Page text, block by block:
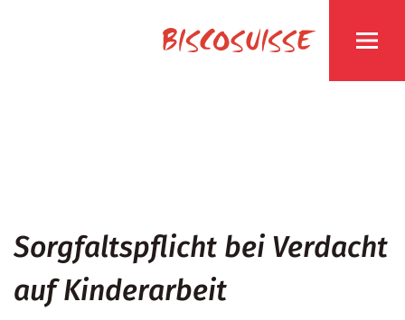
Sorgfaltspflicht bei Verdacht
auf Kinderarbeit